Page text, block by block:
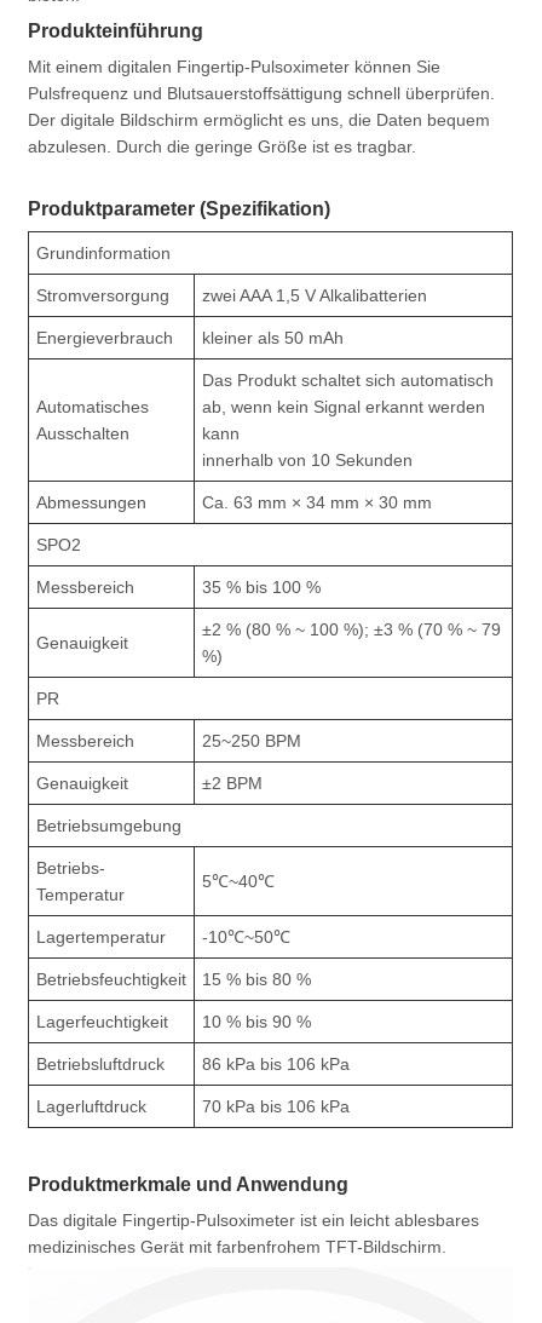
Produkteinführung
Mit einem digitalen Fingertip-Pulsoximeter können Sie
Pulsfrequenz und Blutsauerstoffsättigung schnell überprüfen.
Der digitale Bildschirm ermöglicht es uns, die Daten bequem
abzulesen. Durch die geringe Größe ist es tragbar.
Produktparameter (Spezifikation)
Grundinformation
Stromversorgung zwei AAA 1,5 V Alkalibatterien
Energieverbrauch kleiner als 50 mAh
Automatisches
Ausschalten
Das Produkt schaltet sich automatisch
ab, wenn kein Signal erkannt werden
kann
innerhalb von 10 Sekunden
Abmessungen Ca. 63 mm × 34 mm × 30 mm
SPO2
Messbereich 35 % bis 100 %
Genauigkeit
±2 % (80 % ~ 100 %); ±3 % (70 % ~ 79
%)
PR
Messbereich 25~250 BPM
Genauigkeit ±2 BPM
Betriebsumgebung
Betriebs-
Temperatur
5℃~40℃
Lagertemperatur -10℃~50℃
Betriebsfeuchtigkeit 15 % bis 80 %
Lagerfeuchtigkeit 10 % bis 90 %
Betriebsluftdruck 86 kPa bis 106 kPa
Lagerluftdruck 70 kPa bis 106 kPa
Produktmerkmale und Anwendung
Das digitale Fingertip-Pulsoximeter ist ein leicht ablesbares
medizinisches Gerät mit farbenfrohem TFT-Bildschirm.